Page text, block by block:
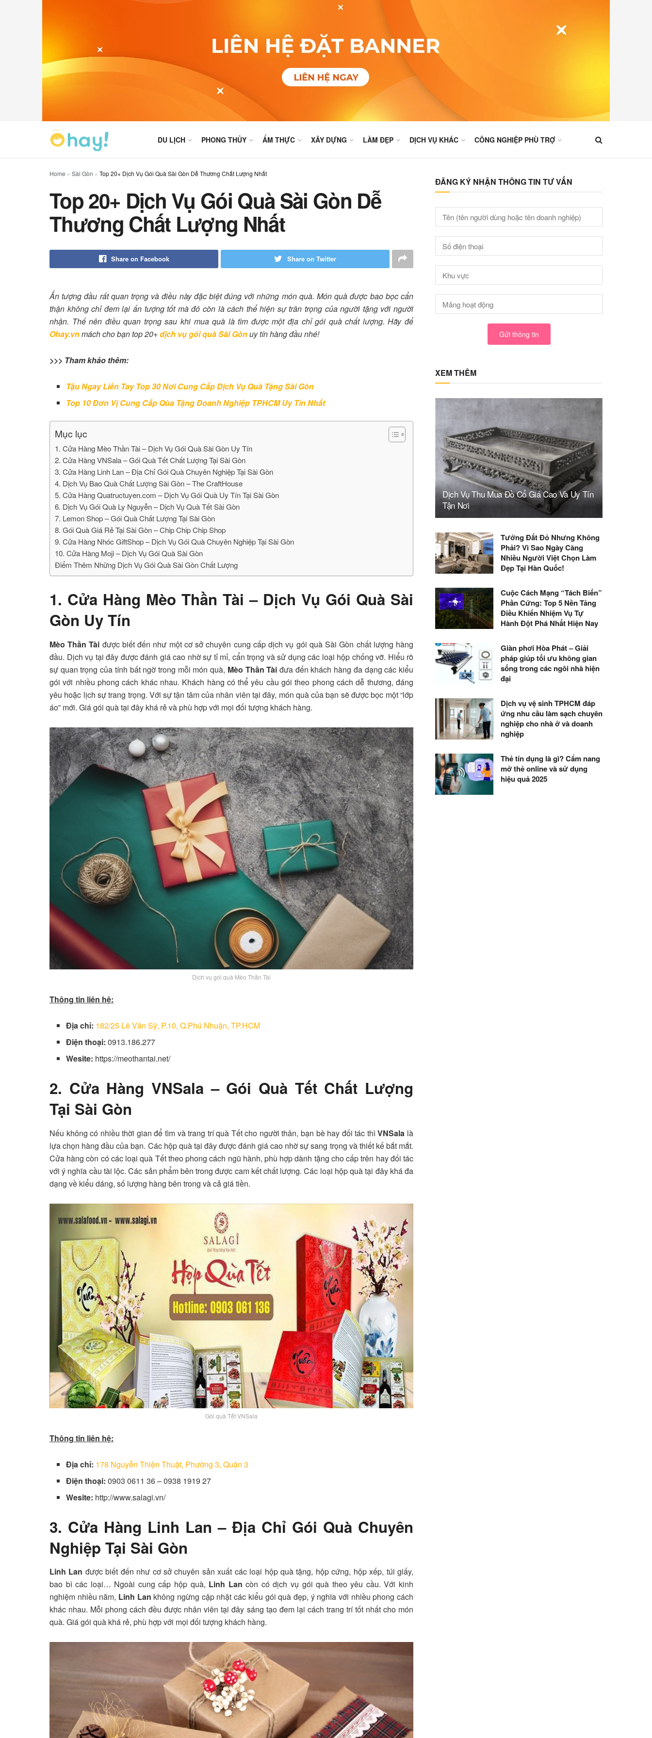
DU LỊCH PHONG THỦY ẨM THỰC XÂY DỰNG LÀM ĐẸP DỊCH VỤ KHÁC CÔNG NGHIỆP PHÙ TRỢ
Home » Sài Gòn » Top 20+ Dịch Vụ Gói Quà Sài Gòn Dễ Thương Chất Lượng Nhất
Top 20+ Dịch Vụ Gói Quà Sài Gòn Dễ
Thương Chất Lượng Nhất
Share on Facebook Share on Twitter
Ấn tượng đầu rất quan trọng và điều này đặc biệt đúng với những món quà. Món quà được bao bọc cẩn
thận không chỉ đem lại ấn tượng tốt mà đó còn là cách thể hiện sự trân trọng của người tặng với người
nhận. Thế nên điều quan trọng sau khi mua quà là tìm được một địa chỉ gói quà chất lượng. Hãy để
Ohay.vnmách cho bạn top 20+dịch vụ gói quà Sài Gònuy tín hàng đầu nhé!
>>> Tham khảo thêm:
Tậu Ngay Liền Tay Top 30 Nơi Cung Cấp Dịch Vụ Quà Tặng Sài Gòn
Top 10 Đơn Vị Cung Cấp Qùa Tặng Doanh Nghiệp TPHCM Uy Tín Nhất
Mục lục
1. Cửa Hàng Mèo Thần Tài – Dịch Vụ Gói Quà Sài Gòn Uy Tín
2. Cửa Hàng VNSala – Gói Quà Tết Chất Lượng Tại Sài Gòn
3. Cửa Hàng Linh Lan – Địa Chỉ Gói Quà Chuyên Nghiệp Tại Sài Gòn
4. Dịch Vụ Bao Quà Chất Lượng Sài Gòn – The CraftHouse
5. Cửa Hàng Quatructuyen.com – Dịch Vụ Gói Quà Uy Tín Tại Sài Gòn
6. Dịch Vụ Gói Quà Ly Nguyễn – Dịch Vụ Quà Tết Sài Gòn
7. Lemon Shop – Gói Quà Chất Lượng Tại Sài Gòn
8. Gói Quà Giá Rẻ Tại Sài Gòn – Chip Chip Chip Shop
9. Cửa Hàng Nhóc GiftShop – Dịch Vụ Gói Quà Chuyên Nghiệp Tại Sài Gòn
10. Cửa Hàng Moji – Dịch Vụ Gói Quà Sài Gòn
Điểm Thêm Những Dịch Vụ Gói Quà Sài Gòn Chất Lượng
1. Cửa Hàng Mèo Thần Tài – Dịch Vụ Gói Quà Sài
Gòn Uy Tín
Mèo Thần Tài được biết đến như một cơ sở chuyên cung cấp dịch vụ gói quà Sài Gòn chất lượng hàng
đầu. Dịch vụ tại đây được đánh giá cao nhờ sự tỉ mỉ, cẩn trọng và sử dụng các loại hộp chống vỡ. Hiểu rõ
sự quan trọng của tính bất ngờ trong mỗi món quà, Mèo Thần Tài đưa đến khách hàng đa dạng các kiểu
gói với nhiều phong cách khác nhau. Khách hàng có thể yêu cầu gói theo phong cách dễ thương, đáng
yêu hoặc lịch sự trang trọng. Với sự tận tâm của nhân viên tại đây, món quà của bạn sẽ được bọc một “lớp
áo” mới. Giá gói quà tại đây khá rẻ và phù hợp với mọi đối tượng khách hàng.
Dịch vụ gói quà Mèo Thần Tài
Thông tin liên hệ:
Địa chỉ: 182/25 Lê Văn Sỹ, P.10, Q.Phú Nhuận, TP.HCM
Điện thoại: 0913.186.277
Wesite: https://meothantai.net/
2. Cửa Hàng VNSala – Gói Quà Tết Chất Lượng
Tại Sài Gòn
Nếu không có nhiều thời gian để tìm và trang trí quà Tết cho người thân, bạn bè hay đối tác thìVNSala là
lựa chọn hàng đầu của bạn. Các hộp quà tại đây được đánh giá cao nhờ sự sang trọng và thiết kế bắt mắt.
Cửa hàng còn có các loại quà Tết theo phong cách ngũ hành, phù hợp dành tặng cho cấp trên hay đối tác
với ý nghĩa cầu tài lộc. Các sản phẩm bên trong được cam kết chất lượng. Các loại hộp quà tại đây khá đa
dạng về kiểu dáng, số lượng hàng bên trong và cả giá tiền.
Gói quà Tết VNSala
Thông tin liên hệ:
Địa chỉ: 178 Nguyễn Thiện Thuật, Phường 3, Quận 3
Điện thoại: 0903 0611 36 – 0938 1919 27
Wesite: http://www.salagi.vn/
3. Cửa Hàng Linh Lan – Địa Chỉ Gói Quà Chuyên
Nghiệp Tại Sài Gòn
Linh Lan được biết đến như cơ sở chuyên sản xuất các loại hộp quà tặng, hộp cứng, hộp xếp, túi giấy,
bao bì các loại… Ngoài cung cấp hộp quà, Linh Lancòn có dịch vụ gói quà theo yêu cầu. Với kinh
nghiệm nhiều năm, Linh Lan không ngừng cập nhật các kiểu gói quà đẹp, ý nghĩa với nhiều phong cách
khác nhau. Mỗi phong cách đều được nhân viên tại đây sáng tạo đem lại cách trang trí tốt nhất cho món
quà. Giá gói quà khá rẻ, phù hợp với mọi đối tượng khách hàng.
ĐĂNG KÝ NHẬN THÔNG TIN TƯ VẤN
Gửi thông tin
XEM THÊM
Dịch Vụ Thu Mua Đồ Cổ Giá Cao Và Uy Tín
Tận Nơi
Tưởng Đắt Đỏ Nhưng Không
Phải? Vì Sao Ngày Càng
Nhiều Người Việt Chọn Làm
Đẹp Tại Hàn Quốc!
Cuộc Cách Mạng “Tách Biến”
Phần Cứng: Top 5 Nền Tảng
Điều Khiển Nhiệm Vụ Tự
Hành Đột Phá Nhất Hiện Nay
Giàn phơi Hòa Phát – Giải
pháp giúp tối ưu không gian
sống trong các ngôi nhà hiện
đại
Dịch vụ vệ sinh TPHCM đáp
ứng nhu cầu làm sạch chuyên
nghiệp cho nhà ở và doanh
nghiệp
Thẻ tín dụng là gì? Cẩm nang
mở thẻ online và sử dụng
hiệu quả 2025